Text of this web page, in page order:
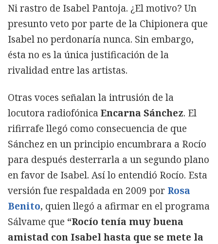
Ni rastro de Isabel Pantoja. ¿El motivo? Un
presunto veto por parte de la Chipionera que
Isabel no perdonaría nunca. Sin embargo,
ésta no es la única justificación de la
rivalidad entre las artistas.
Otras voces señalan la intrusión de la
locutora radiofónica Encarna Sánchez. El
rifirrafe llegó como consecuencia de que
Sánchez en un principio encumbrara a Rocío
para después desterrarla a un segundo plano
en favor de Isabel. Así lo entendió Rocío. Esta
versión fue respaldada en 2009 por Rosa
Benito, quien llegó a afirmar en el programa
Sálvame que “Rocío tenía muy buena
amistad con Isabel hasta que se mete la